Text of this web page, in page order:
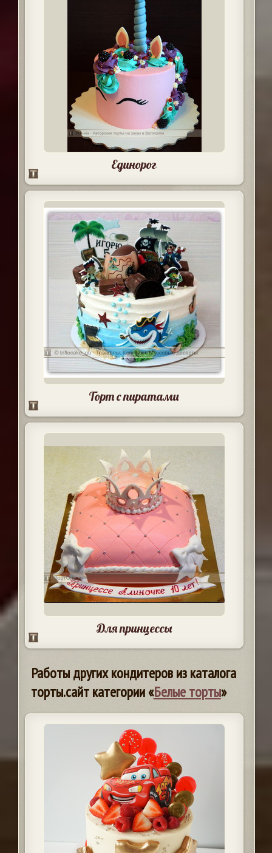
Единорог
Торт с пиратами
Для принцессы
Работы других кондитеров из каталога
торты.сайт категории «Белые торты»